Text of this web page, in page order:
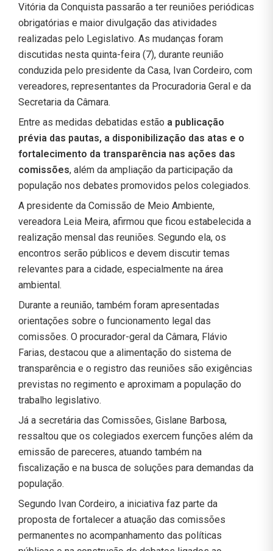
Vitória da Conquista passarão a ter reuniões periódicas
obrigatórias e maior divulgação das atividades
realizadas pelo Legislativo. As mudanças foram
discutidas nesta quinta-feira (7), durante reunião
conduzida pelo presidente da Casa, Ivan Cordeiro, com
vereadores, representantes da Procuradoria Geral e da
Secretaria da Câmara.
Entre as medidas debatidas estão a publicação
prévia das pautas, a disponibilização das atas e o
fortalecimento da transparência nas ações das
comissões, além da ampliação da participação da
população nos debates promovidos pelos colegiados.
A presidente da Comissão de Meio Ambiente,
vereadora Leia Meira, afirmou que ficou estabelecida a
realização mensal das reuniões. Segundo ela, os
encontros serão públicos e devem discutir temas
relevantes para a cidade, especialmente na área
ambiental.
Durante a reunião, também foram apresentadas
orientações sobre o funcionamento legal das
comissões. O procurador-geral da Câmara, Flávio
Farias, destacou que a alimentação do sistema de
transparência e o registro das reuniões são exigências
previstas no regimento e aproximam a população do
trabalho legislativo.
Já a secretária das Comissões, Gislane Barbosa,
ressaltou que os colegiados exercem funções além da
emissão de pareceres, atuando também na
fiscalização e na busca de soluções para demandas da
população.
Segundo Ivan Cordeiro, a iniciativa faz parte da
proposta de fortalecer a atuação das comissões
permanentes no acompanhamento das políticas